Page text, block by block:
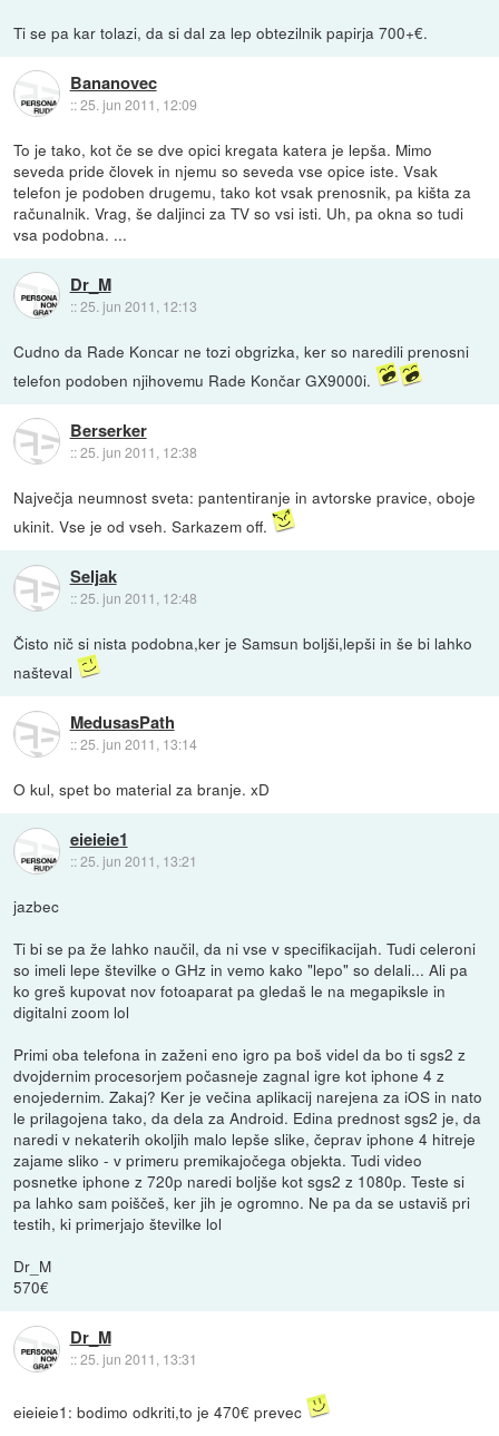
Ti se pa kar tolazi, da si dal za lep obtezilnik papirja 700+€.
Bananovec
::25. jun 2011, 12:09
To je tako, kot če se dve opici kregata katera je lepša. Mimo
seveda pride človek in njemu so seveda vse opice iste. Vsak
telefon je podoben drugemu, tako kot vsak prenosnik, pa kišta za
računalnik. Vrag, še daljinci za TV so vsi isti. Uh, pa okna so tudi
vsa podobna. ...
Dr_M
::25. jun 2011, 12:13
Cudno da Rade Koncar ne tozi obgrizka, ker so naredili prenosni
telefon podoben njihovemu Rade Končar GX9000i.
Berserker
::25. jun 2011, 12:38
Največja neumnost sveta: pantentiranje in avtorske pravice, oboje
ukinit. Vse je od vseh. Sarkazem off.
Seljak
::25. jun 2011, 12:48
Čisto nič si nista podobna,ker je Samsun boljši,lepši in še bi lahko
našteval
MedusasPath
::25. jun 2011, 13:14
O kul, spet bo material za branje. xD
eieieie1
::25. jun 2011, 13:21
jazbec
Ti bi se pa že lahko naučil, da ni vse v specifikacijah. Tudi celeroni
so imeli lepe številke o GHz in vemo kako "lepo" so delali... Ali pa
ko greš kupovat nov fotoaparat pa gledaš le na megapiksle in
digitalni zoom lol
Primi oba telefona in zaženi eno igro pa boš videl da bo ti sgs2 z
dvojdernim procesorjem počasneje zagnal igre kot iphone 4 z
enojedernim. Zakaj? Ker je večina aplikacij narejena za iOS in nato
le prilagojena tako, da dela za Android. Edina prednost sgs2 je, da
naredi v nekaterih okoljih malo lepše slike, čeprav iphone 4 hitreje
zajame sliko - v primeru premikajočega objekta. Tudi video
posnetke iphone z 720p naredi boljše kot sgs2 z 1080p. Teste si
pa lahko sam poiščeš, ker jih je ogromno. Ne pa da se ustaviš pri
testih, ki primerjajo številke lol
Dr_M
570€
Dr_M
::25. jun 2011, 13:31
eieieie1: bodimo odkriti,to je 470€ prevec